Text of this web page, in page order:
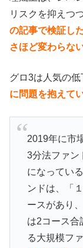
リスクを抑えつ
の記事で検証し
さほど変わらな
グロ3は人気の低
に問題を抱えて
2019年に市
3分法ファン
になってい
ンドは、「
ースがあり
は2コース合
る大規模フ